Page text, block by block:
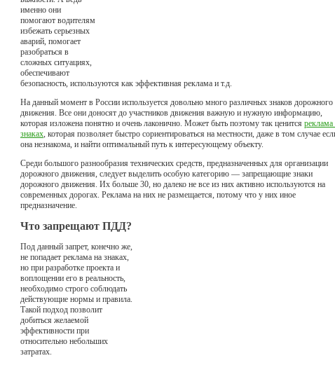
именно они
помогают водителям
избежать серьезных
аварий, помогает
разобраться в
сложных ситуациях,
обеспечивают
безопасность, используются как эффективная реклама и т.д.
На данный момент в России используется довольно много различных знаков дорожного
движения. Все они доносят до участников движения важную и нужную информацию,
которая изложена понятно и очень лаконично. Может быть поэтому так ценится реклама
знаках , которая позволяет быстро сориентироваться на местности, даже в том случае
она незнакома, и найти оптимальный путь к интересующему объекту.
Среди большого разнообразия технических средств, предназначенных для организации
дорожного движения, следует выделить особую категорию — запрещающие знаки
дорожного движения. Их больше 30, но далеко не все из них активно используются на
современных дорогах. Реклама на них не размещается, потому что у них иное
предназначение.
Что запрещают ПДД?
Под данный запрет, конечно же,
не попадает реклама на знаках,
но при разработке проекта и
воплощении его в реальность,
необходимо строго соблюдать
действующие нормы и правила.
Такой подход позволит
добиться желаемой
эффективности при
относительно небольших
затратах.